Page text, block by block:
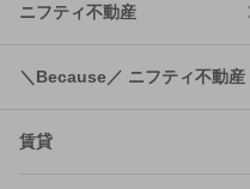
ニフティ不動産
＼Because／ ニフティ不動産
賃貸